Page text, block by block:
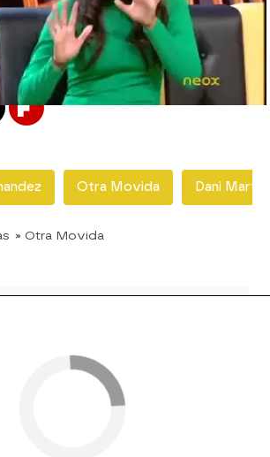
septiembre de 2011, 17:11
Flipboard
Otra Movida Dani
» Otra Movida